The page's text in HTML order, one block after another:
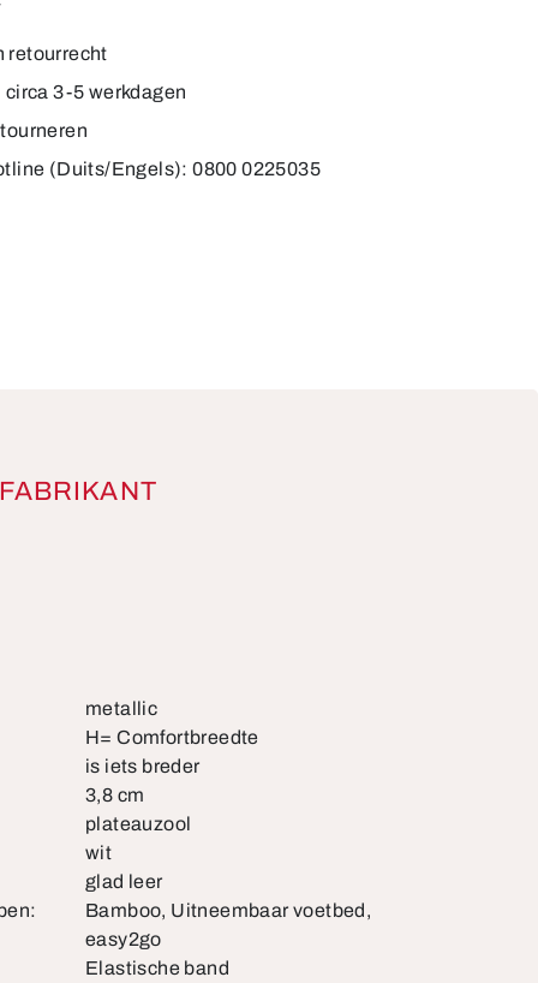
retourrecht
3-5 werkdagen
(Duits/Engels): 0800 0225035
metallic
H= Comfortbreedte
is iets breder
3,8 cm
plateauzool
wit
glad leer
Bamboo, Uitneembaar voetbed,
easy2go
Elastische band